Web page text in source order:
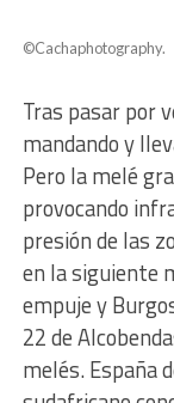
©Cachaphotography.
Tras pasar por
mandando y
Pero la melé
provocando
presión de las
en la siguiente
empuje y
22 de
melés. España